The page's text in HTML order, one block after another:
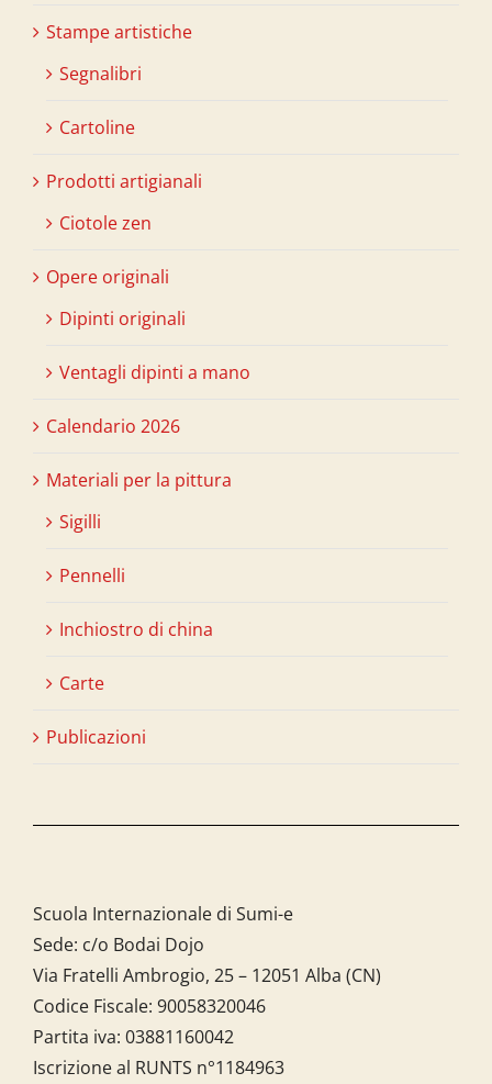
Stampe artistiche
Segnalibri
Cartoline
Prodotti artigianali
Ciotole zen
Opere originali
Dipinti originali
Ventagli dipinti a mano
Calendario 2026
Materiali per la pittura
Sigilli
Pennelli
Inchiostro di china
Carte
Publicazioni
Scuola Internazionale di Sumi-e
Sede: c/o Bodai Dojo
Via Fratelli Ambrogio, 25 – 12051 Alba (CN)
Codice Fiscale: 90058320046
Partita iva: 03881160042
Iscrizione al RUNTS n°1184963